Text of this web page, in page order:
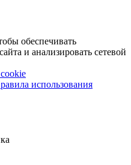
обеспечивать
и анализировать сетевой
использования